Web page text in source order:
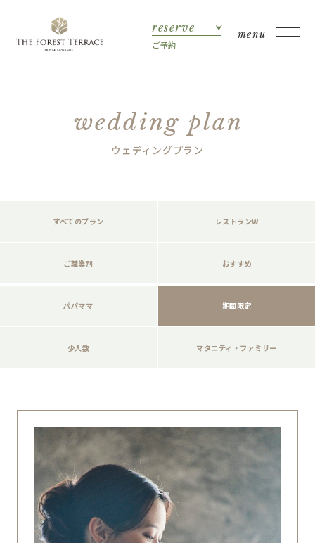
reserve
ご予約
wedding plan
ウェディングプラン
すべてのプラン レストランW
ご職業別 おすすめ
パパママ 期間限定
少人数 マタニティ・ファミリー